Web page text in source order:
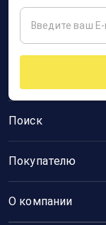
Поиск
Покупателю
О компании